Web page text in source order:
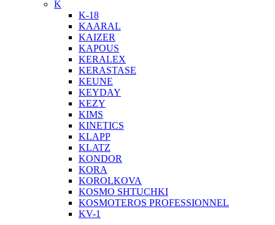
K
K-18
KAARAL
KAIZER
KAPOUS
KERALEX
KERASTASE
KEUNE
KEYDAY
KEZY
KIMS
KINETICS
KLAPP
KLATZ
KONDOR
KORA
KOROLKOVA
KOSMO SHTUCHKI
KOSMOTEROS PROFESSIONNEL
KV-1